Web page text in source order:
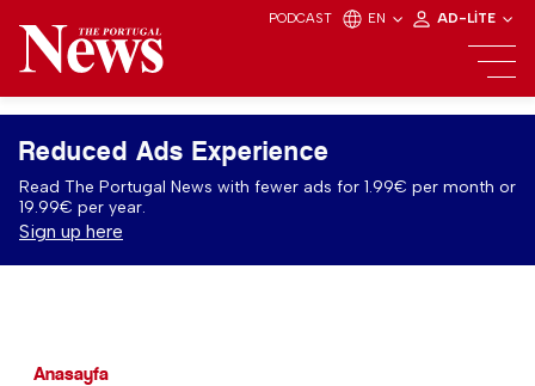
PODCAST EN AD-LITE
Reduced Ads Experience
Read The Portugal News with fewer ads for 1.99€ per month or
19.99€ per year.
Sign up here
Anasayfa